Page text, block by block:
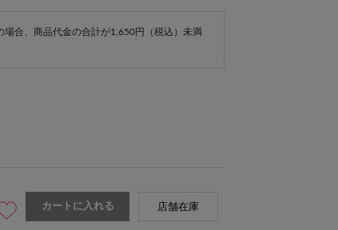
場合、商品代金の合計が1,650円（税込）未満
カートに入れる 店舗在庫